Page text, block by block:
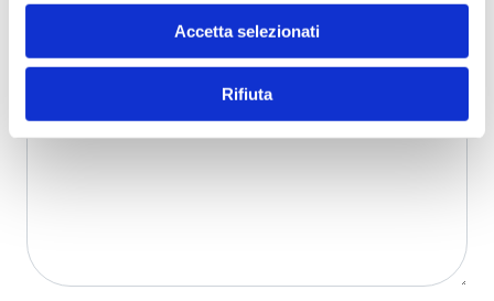
Accetta selezionati
Rifiuta